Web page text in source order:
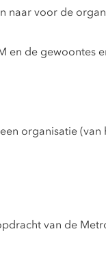
naar voor de
en de gewoontes
organisatie
van de